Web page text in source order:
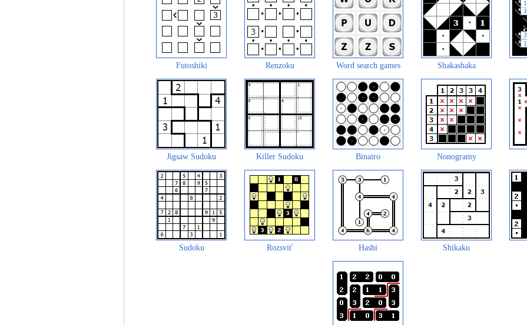
Futoshiki Renzoku Word search games Shakashaka
Jigsaw Sudoku Killer Sudoku Binairo Nonogramy
Sudoku Rozsviť Hashi Shikaku